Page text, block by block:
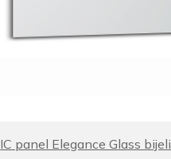
IC panel Elegance Glass bijeli